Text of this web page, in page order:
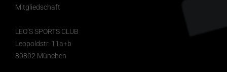
Mitgliedschaft
LEO’S SPORTS CLUB
Leopoldstr. 11a+b
80802 München